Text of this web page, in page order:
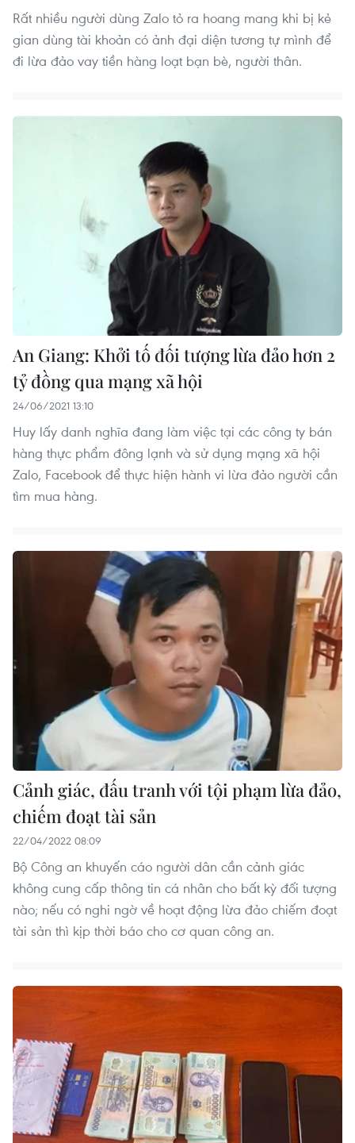
Rất nhiều người dùng Zalo tỏ ra hoang mang khi bị kẻ
gian dùng tài khoản có ảnh đại diện tương tự mình để
đi lừa đảo vay tiền hàng loạt bạn bè, người thân.
An Giang: Khởi tố đối tượng lừa đảo hơn 2
tỷ đồng qua mạng xã hội
24/06/2021 13:10
Huy lấy danh nghĩa đang làm việc tại các công ty bán
hàng thực phẩm đông lạnh và sử dụng mạng xã hội
Zalo, Facebook để thực hiện hành vi lừa đảo người cần
tìm mua hàng.
Cảnh giác, đấu tranh với tội phạm lừa đảo,
chiếm đoạt tài sản
22/04/2022 08:09
Bộ Công an khuyến cáo người dân cần cảnh giác
không cung cấp thông tin cá nhân cho bất kỳ đối tượng
nào; nếu có nghi ngờ về hoạt động lừa đảo chiếm đoạt
tài sản thì kịp thời báo cho cơ quan công an.